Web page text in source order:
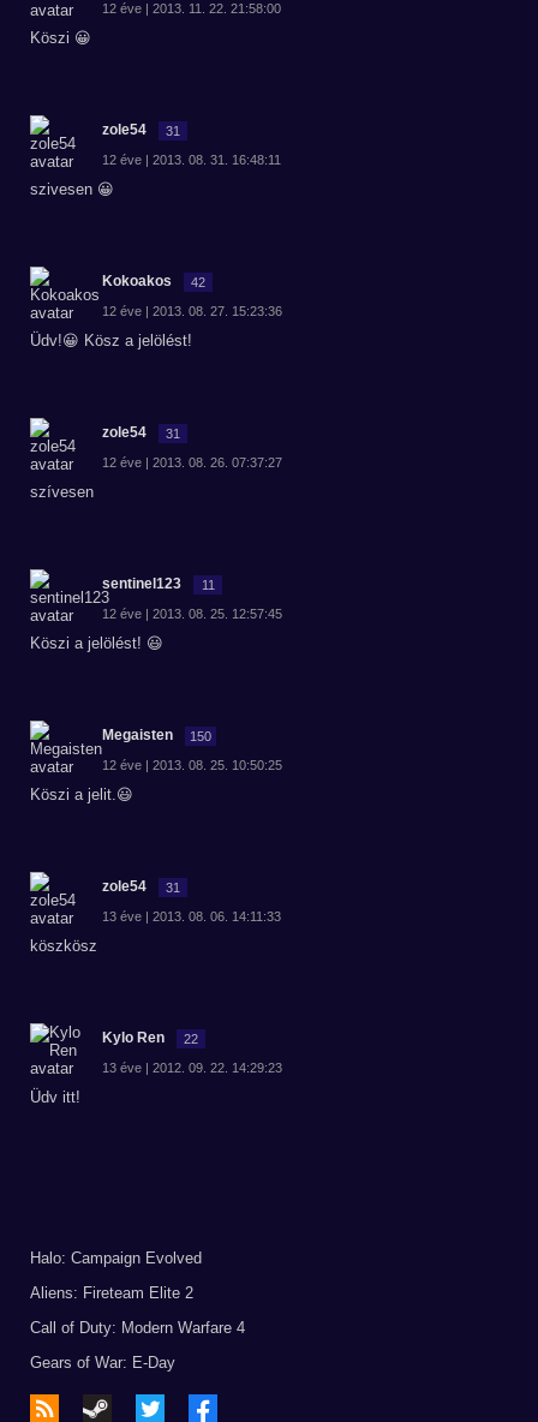
12 éve | 2013. 11. 22. 21:58:00
Köszi 😀
zole54 31
12 éve | 2013. 08. 31. 16:48:11
szivesen 😀
Kokoakos 42
12 éve | 2013. 08. 27. 15:23:36
Üdv!😀 Kösz a jelölést!
zole54 31
12 éve | 2013. 08. 26. 07:37:27
szívesen
sentinel123 11
12 éve | 2013. 08. 25. 12:57:45
Köszi a jelölést! 😃
Megaisten 150
12 éve | 2013. 08. 25. 10:50:25
Köszi a jelit.😃
zole54 31
13 éve | 2013. 08. 06. 14:11:33
köszkösz
Kylo Ren 22
13 éve | 2012. 09. 22. 14:29:23
Üdv itt!
Halo: Campaign Evolved
Aliens: Fireteam Elite 2
Call of Duty: Modern Warfare 4
Gears of War: E-Day